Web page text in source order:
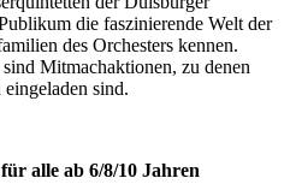
die faszinierende Welt der
des Orchesters kennen.
Mitmachaktionen, zu denen
sind.
alle ab 6/8/10 Jahren